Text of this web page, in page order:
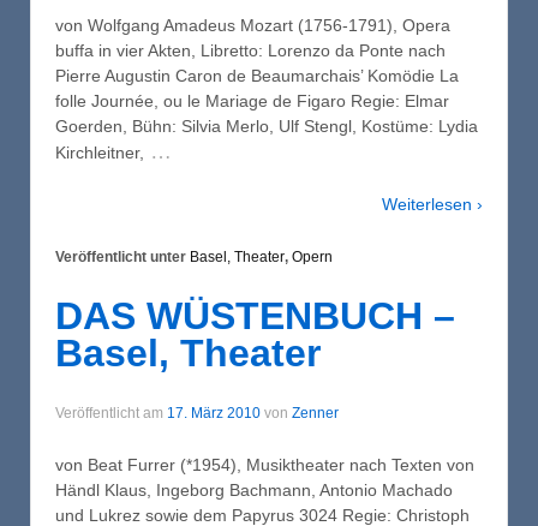
von Wolfgang Amadeus Mozart (1756-1791), Opera
buffa in vier Akten, Libretto: Lorenzo da Ponte nach
Pierre Augustin Caron de Beaumarchais’ Komödie La
folle Journée, ou le Mariage de Figaro Regie: Elmar
Goerden, Bühn: Silvia Merlo, Ulf Stengl, Kostüme: Lydia
Kirchleitner,
…
Weiterlesen ›
Veröffentlicht unter Basel, Theater, Opern
DAS WÜSTENBUCH –
Basel, Theater
Veröffentlicht am 17. März 2010 von Zenner
von Beat Furrer (*1954), Musiktheater nach Texten von
Händl Klaus, Ingeborg Bachmann, Antonio Machado
und Lukrez sowie dem Papyrus 3024 Regie: Christoph